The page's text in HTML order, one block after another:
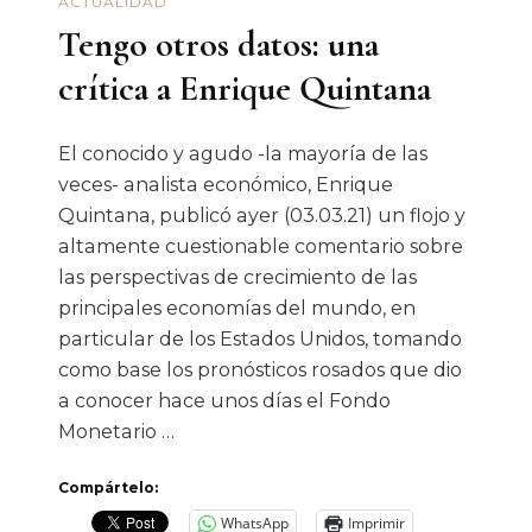
Tengo otros datos: una
crítica a Enrique Quintana
El conocido y agudo -la mayoría de las
veces- analista económico, Enrique
Quintana, publicó ayer (03.03.21) un flojo y
altamente cuestionable comentario sobre
las perspectivas de crecimiento de las
principales economías del mundo, en
particular de los Estados Unidos, tomando
como base los pronósticos rosados que dio
a conocer hace unos días el Fondo
Monetario …
Compártelo:
WhatsApp
Imprimir